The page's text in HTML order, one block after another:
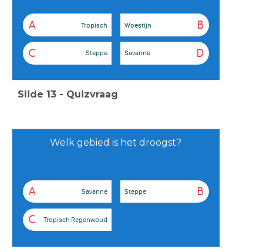
A Tropisch B
Woestijn
C Steppe D
Savanne
Slide 13 - Quizvraag
Welk gebied is het droogst?
A Savanne B
Steppe
C Tropisch Regenwoud